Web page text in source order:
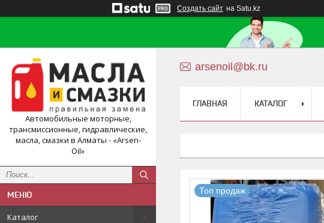
Создать сайт на Satu.kz
Автомобильные моторные,
трансмиссионные, гидравлические,
масла, смазки в Алматы - «Arsen-
Oil»
Каталог
arsenoil@bk.ru
ГЛАВНАЯ КАТАЛОГ
Топ продаж